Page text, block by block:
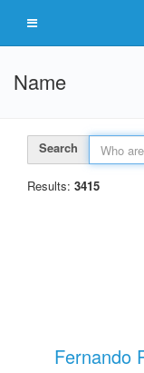
Name
Search
Results: 3415
Fernando